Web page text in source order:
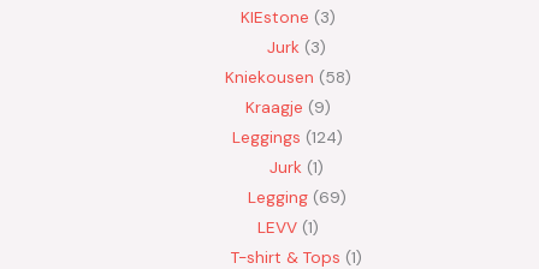
KIEstone 3
Jurk 3
Kniekousen 58
Kraagje 9
Leggings 124
Jurk 1
Legging 69
LEVV 1
T-shirt & Tops 1